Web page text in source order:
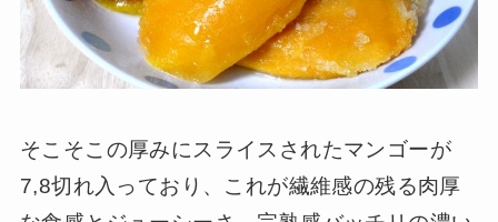
そこそこの厚みにスライスされたマンゴーが
7,8切れ入っており、これが繊維感の残る肉厚